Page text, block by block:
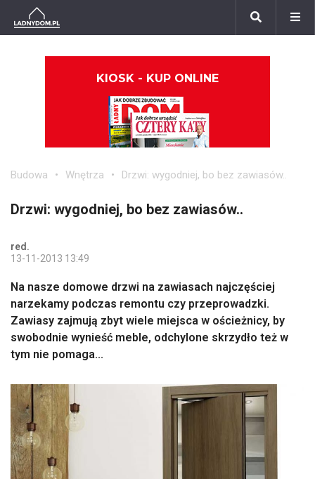
KIOSK - KUP ONLINE
Budowa Wnętrza Drzwi: wygodniej, bo bez zawiasów..
Drzwi: wygodniej, bo bez zawiasów..
red.
13-11-2013 13:49
Na nasze domowe drzwi na zawiasach najczęściej
narzekamy podczas remontu czy przeprowadzki.
Zawiasy zajmują zbyt wiele miejsca w ościeżnicy, by
swobodnie wynieść meble, odchylone skrzydło też w
tym nie pomaga...